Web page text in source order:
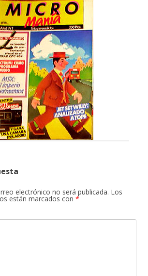
electrónico no será publicada. Los
están marcados con *